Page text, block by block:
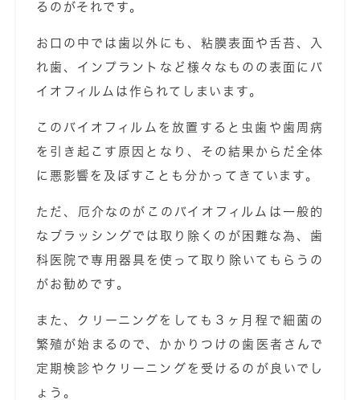
るのがそれです。
お口の中では歯以外にも、粘膜表面や舌苔、入
れ歯、インプラントなど様々なものの表面にバ
イオフィルムは作られてしまいます。
このバイオフィルムを放置すると虫歯や歯周病
を引き起こす原因となり、その結果からだ全体
に悪影響を及ぼすことも分かってきています。
ただ、厄介なのがこのバイオフィルムは一般的
なブラッシングでは取り除くのが困難な為、歯
科医院で専用器具を使って取り除いてもらうの
がお勧めです。
また、クリーニングをしても３ヶ月程で細菌の
繁殖が始まるので、かかりつけの歯医者さんで
定期検診やクリーニングを受けるのが良いでし
ょう。